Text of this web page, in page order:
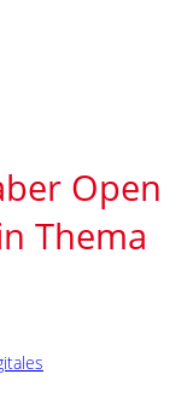
Open
Thema